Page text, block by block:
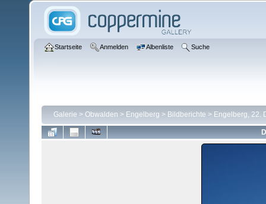
Startseite Anmelden Albenliste Suche
Galerie > Obwalden > Engelberg > Bildberichte > Engelberg, 22.